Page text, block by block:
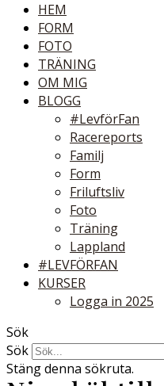
HEM
FORM
FOTO
TRÄNING
OM MIG
BLOGG
#LevförFan
Racereports
Familj
Form
Friluftsliv
Foto
Träning
Lappland
#LEVFÖRFAN
KURSER
Logga in 2025
Sök
Sök
Stäng denna sökruta.